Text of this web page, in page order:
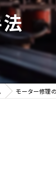
アリング
型
メンテナンス
モーター修理